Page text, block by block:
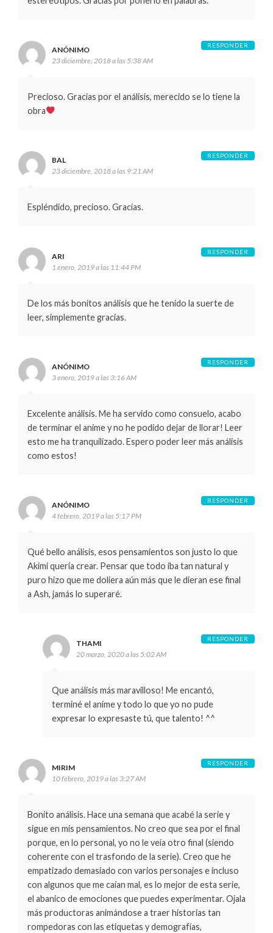
ANÓNIMO
23 diciembre, 2018 a las 5:38 AM
Precioso. Gracias por el análisis, merecido se lo tiene la
obra
RESPONDER
BAL
23 diciembre, 2018 a las 9:21 AM
Espléndido, precioso. Gracias.
RESPONDER
ARI
1 enero, 2019 a las 11:44 PM
De los más bonitos análisis que he tenido la suerte de
leer, simplemente gracias.
RESPONDER
ANÓNIMO
3 enero, 2019 a las 3:16 AM
Excelente análisis. Me ha servido como consuelo, acabo
de terminar el anime y no he podido dejar de llorar! Leer
esto me ha tranquilizado. Espero poder leer más análisis
como estos!
RESPONDER
ANÓNIMO
4 febrero, 2019 a las 5:17 PM
Qué bello análisis, esos pensamientos son justo lo que
Akimi quería crear. Pensar que todo iba tan natural y
puro hizo que me doliera aún más que le dieran ese final
a Ash, jamás lo superaré.
RESPONDER
THAMI
20 marzo, 2020 a las 5:02 AM
Que análisis más maravilloso! Me encantó,
terminé el anime y todo lo que yo no pude
expresar lo expresaste tú, que talento! ^^
RESPONDER
MIRIM
10 febrero, 2019 a las 3:27 AM
Bonito análisis. Hace una semana que acabé la serie y
sigue en mis pensamientos. No creo que sea por el final
porque, en lo personal, yo no le veía otro final (siendo
coherente con el trasfondo de la serie). Creo que he
empatizado demasiado con varios personajes e incluso
con algunos que me caían mal, es lo mejor de esta serie,
el abanico de emociones que puedes experimentar. Ojala
más productoras animándose a traer historias tan
rompedoras con las etiquetas y demografías,
RESPONDER